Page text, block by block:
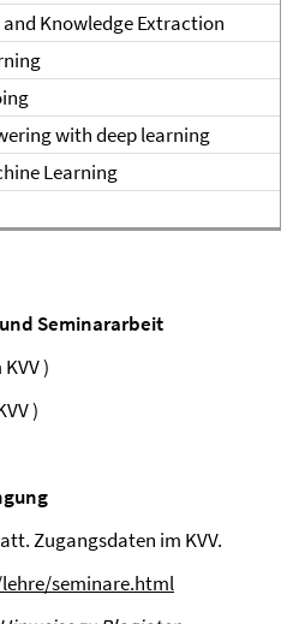
Knowledge Extraction
with deep learning
Learning
Seminararbeit
)
)
Zugangsdaten im KVV.
seminare.html